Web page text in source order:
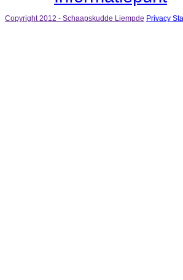
Copyright 2012 - Schaapskudde Liempde Privacy